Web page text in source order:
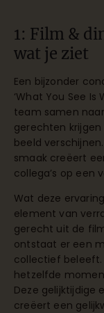
1: Film &
wat je ziet
Een bijzonder
‘What You See Is
team samen
gerechten
beeld
smaak creëert
collega’s op een
Wat deze
element van
gerecht uit de
ontstaat er een
collectief
hetzelfde
Deze gelijktijdige
creëert een